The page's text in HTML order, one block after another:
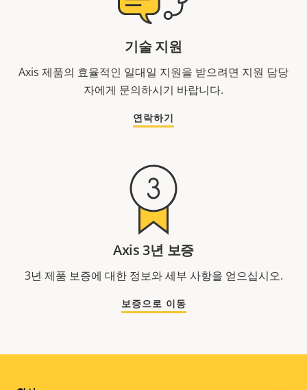
기술 지원
Axis 제품의 효율적인 일대일 지원을 받으려면 지원 담당
자에게 문의하시기 바랍니다.
연락하기
Axis 3년 보증
3년 제품 보증에 대한 정보와 세부 사항을 얻으십시오.
보증으로 이동